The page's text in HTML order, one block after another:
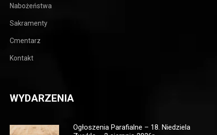
Nabożeństwa
Sakramenty
Cmentarz
Kontakt
WYDARZENIA
Ogłoszenia Parafialne – 18. Niedziela